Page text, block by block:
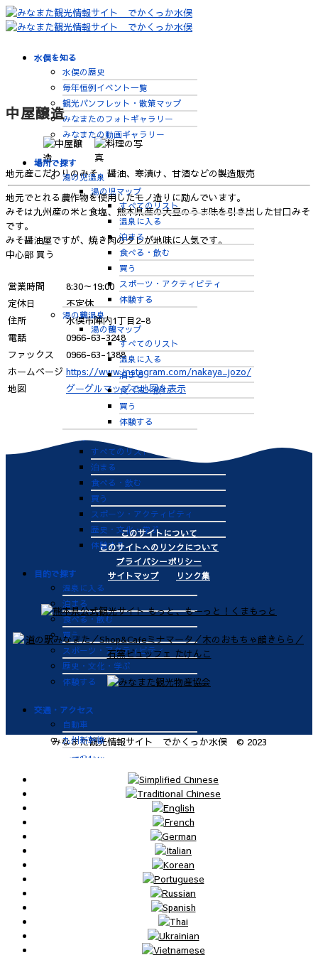
水俣を知る
水俣の歴史
毎年恒例イベント一覧
観光パンフレット・散策マップ
みなまたのフォトギャラリー
みなまたの動画ギャラリー
場所で探す
湯の児温泉
湯の児マップ
すべてのリスト
温泉に入る
泊まる
食べる・飲む
買う
スポーツ・アクティビティ
体験する
湯の鶴温泉
湯の鶴マップ
すべてのリスト
温泉に入る
泊まる
食べる・飲む
買う
体験する
すべてのリスト
泊まる
食べる・飲む
買う
スポーツ・アクティビティ
歴史・文化・学ぶ
体験する
目的で探す
温泉に入る
泊まる
食べる・飲む
買う
スポーツ・アクティビティ
歴史・文化・学ぶ
体験する
交通・アクセス
自動車
九州新幹線
肥薩おれんじ鉄道
海上タクシー定期便 時刻表
肥薩おれんじ鉄道 レンタサイク
ビジターバース（水俣港百間浮桟
中屋醸造
地元産こだわりのみそ、醤油、寒漬け、甘酒などの製造販売
地元でとれる農作物を使用したモノ造りに励んでいます。
みそは九州産の米と食塩、熊本県産の大豆のうま味を引き出した甘口みそ
です。
みそ醤油屋ですが、焼き肉のタレが地味に人気です。
中心部 買う
営業時間
8:30～19:00
定休日
不定休
住所
水俣市陣内1丁目2-8
電話
0966-63-3248
ファックス
0966-63-1388
ホームページ https://www.instagram.com/nakaya_jozo/
地図
グーグルマップで地図を表示
このサイトについて
このサイトへのリンクについて
プライバシーポリシー
サイトマップ
リンク集
みなまた観光情報サイト でかくっか水俣 © 2023